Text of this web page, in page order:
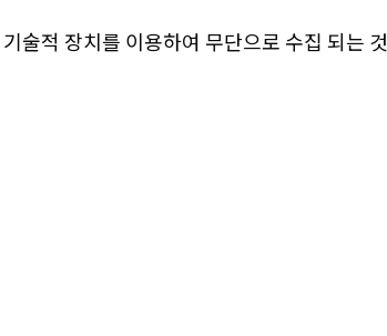
술적 장치를 이용하여 무단으로 수집 되는